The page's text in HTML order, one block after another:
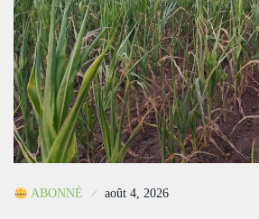
ABONNÉ août 4, 2026